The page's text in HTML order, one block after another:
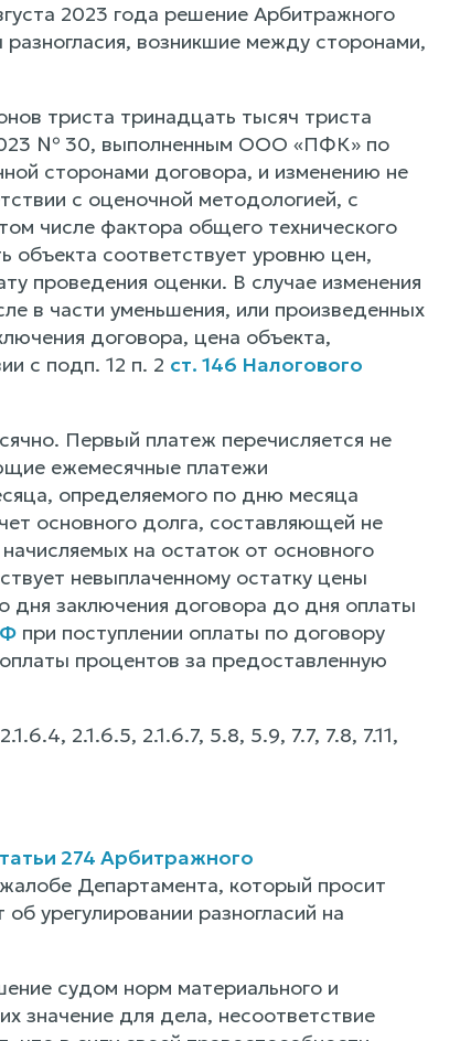
2023 года решение Арбитражного
возникшие между сторонами,
триста тринадцать тысяч триста
№ 30, выполненным ООО «ПФК» по
сторонами договора, и изменению не
с оценочной методологией, с
числе фактора общего технического
объекта соответствует уровню цен,
проведения оценки. В случае изменения
в части уменьшения, или произведенных
договора, цена объекта,
с подп. 12 п. 2 ст. 146 Налогового
Первый платеж перечисляется не
ежемесячные платежи
определяемого по дню месяца
основного долга, составляющей не
на остаток от основного
невыплаченному остатку цены
дня заключения договора до дня оплаты
при поступлении оплаты по договору
процентов за предоставленную
2.1.6.5, 2.1.6.7, 5.8, 5.9, 7.7, 7.8, 7.11,
274 Арбитражного
Департамента, который просит
урегулировании разногласий на
судом норм материального и
значение для дела, несоответствие